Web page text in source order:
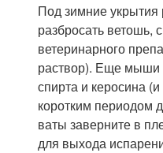
Под зимние укрытия
разбросать ветошь,
ветеринарного
раствор). Еще мыши
спирта и керосина
коротким периодом
ваты заверните в
для выхода